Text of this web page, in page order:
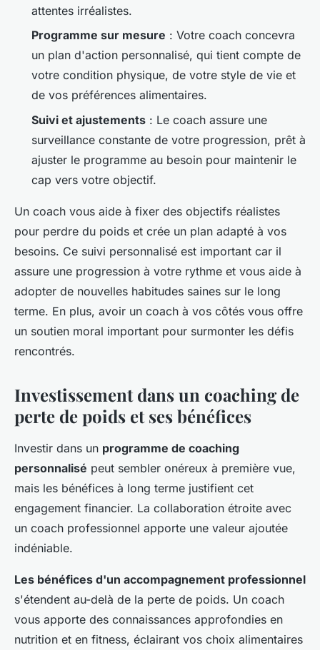
attentes irréalistes.
Programme sur mesure : Votre coach concevra
un plan d'action personnalisé, qui tient compte de
votre condition physique, de votre style de vie et
de vos préférences alimentaires.
Suivi et ajustements : Le coach assure une
surveillance constante de votre progression, prêt à
ajuster le programme au besoin pour maintenir le
cap vers votre objectif.
Un coach vous aide à fixer des objectifs réalistes
pour perdre du poids et crée un plan adapté à vos
besoins. Ce suivi personnalisé est important car il
assure une progression à votre rythme et vous aide à
adopter de nouvelles habitudes saines sur le long
terme. En plus, avoir un coach à vos côtés vous offre
un soutien moral important pour surmonter les défis
rencontrés.
Investissement dans un coaching de
perte de poids et ses bénéfices
Investir dans un programme de coaching
personnalisé peut sembler onéreux à première vue,
mais les bénéfices à long terme justifient cet
engagement financier. La collaboration étroite avec
un coach professionnel apporte une valeur ajoutée
indéniable.
Les bénéfices d'un accompagnement professionnel
s'étendent au-delà de la perte de poids. Un coach
vous apporte des connaissances approfondies en
nutrition et en fitness, éclairant vos choix alimentaires